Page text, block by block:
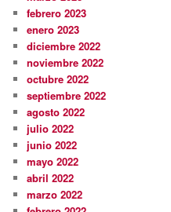
febrero 2023
enero 2023
diciembre 2022
noviembre 2022
octubre 2022
septiembre 2022
agosto 2022
julio 2022
junio 2022
mayo 2022
abril 2022
marzo 2022